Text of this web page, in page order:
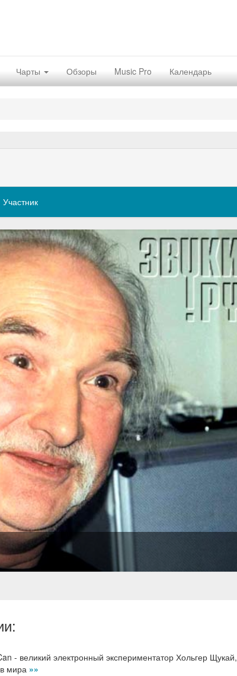
Чарты Обзоры Music Pro Календарь
Участник
- великий электронный экспериментатор Хольгер Щукай,
мира »»